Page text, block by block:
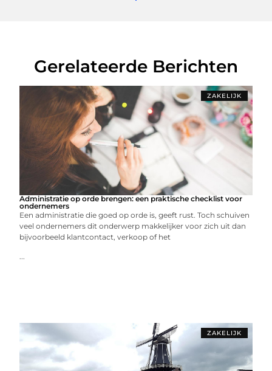
Gerelateerde Berichten
ZAKELIJK
Administratie op orde brengen: een praktische checklist voor
ondernemers
Een administratie die goed op orde is, geeft rust. Toch schuiven
veel ondernemers dit onderwerp makkelijker voor zich uit dan
bijvoorbeeld klantcontact, verkoop of het
...
ZAKELIJK